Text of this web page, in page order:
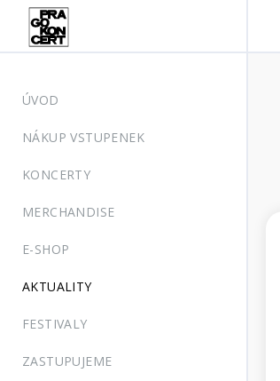
ÚVOD
NÁKUP VSTUPENEK
KONCERTY
MERCHANDISE
E-SHOP
AKTUALITY
FESTIVALY
ZASTUPUJEME